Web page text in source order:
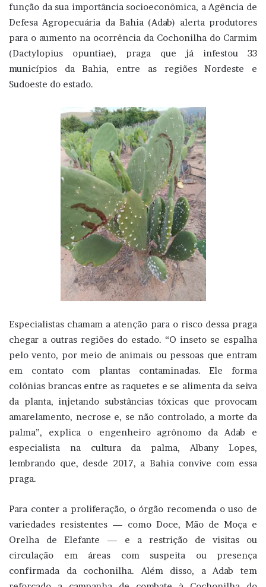
função da sua importância socioeconômica, a Agência de
Defesa Agropecuária da Bahia (Adab) alerta produtores
para o aumento na ocorrência da Cochonilha do Carmim
(Dactylopius opuntiae), praga que já infestou 33
municípios da Bahia, entre as regiões Nordeste e
Sudoeste do estado.
Especialistas chamam a atenção para o risco dessa praga
chegar a outras regiões do estado. “O inseto se espalha
pelo vento, por meio de animais ou pessoas que entram
em contato com plantas contaminadas. Ele forma
colônias brancas entre as raquetes e se alimenta da seiva
da planta, injetando substâncias tóxicas que provocam
amarelamento, necrose e, se não controlado, a morte da
palma”, explica o engenheiro agrônomo da Adab e
especialista na cultura da palma, Albany Lopes,
lembrando que, desde 2017, a Bahia convive com essa
praga.
Para conter a proliferação, o órgão recomenda o uso de
variedades resistentes — como Doce, Mão de Moça e
Orelha de Elefante — e a restrição de visitas ou
circulação em áreas com suspeita ou presença
confirmada da cochonilha. Além disso, a Adab tem